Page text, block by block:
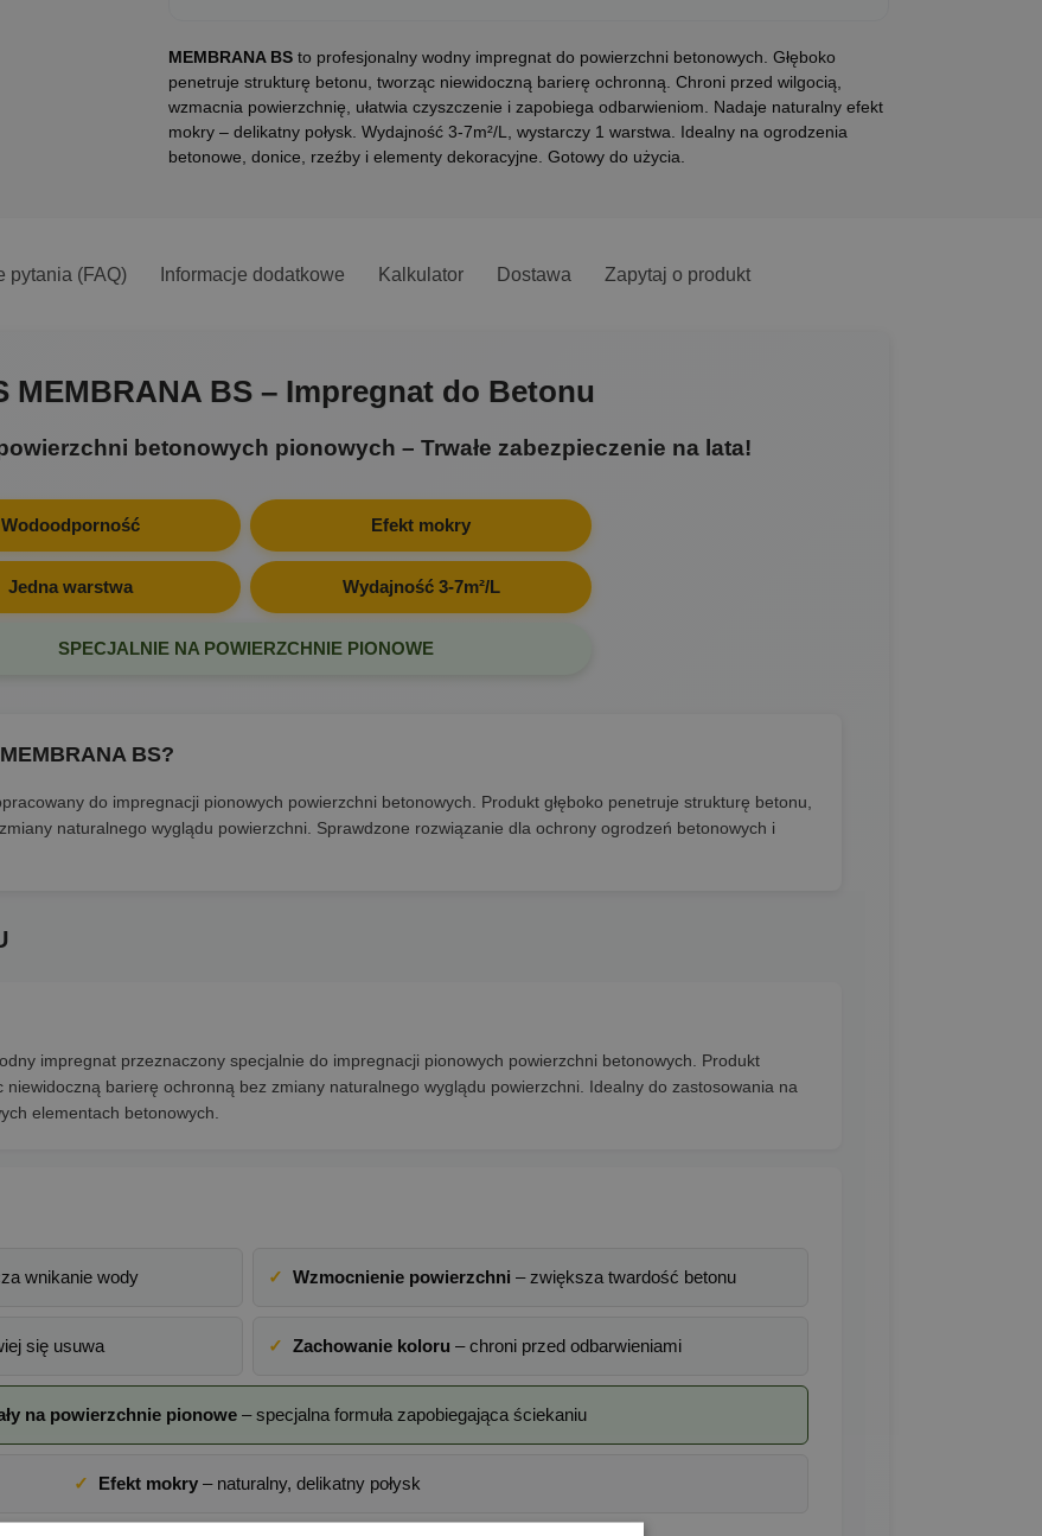
MEMBRANA BSto profesjonalny wodny impregnat do powierzchni betonowych. Głęboko
penetruje strukturę betonu, tworząc niewidoczną barierę ochronną. Chroni przed wilgocią,
wzmacnia powierzchnię, ułatwia czyszczenie i zapobiega odbarwieniom. Nadaje naturalny efekt
mokry – delikatny połysk. Wydajność 3-7m²/L, wystarczy 1 warstwa. Idealny na ogrodzenia
betonowe, donice, rzeźby i elementy dekoracyjne. Gotowy do użycia.
pytania (FAQ) Informacje dodatkowe Kalkulator Dostawa Zapytaj o produkt
MEMBRANA BS – Impregnat do Betonu
betonowych pionowych – Trwałe zabezpieczenie na lata!
Wodoodporność Efekt mokry
Jedna warstwa Wydajność 3-7m²/L
SPECJALNIE NA POWIERZCHNIE PIONOWE
BS?
do impregnacji pionowych powierzchni betonowych. Produkt głęboko penetruje strukturę betonu,
naturalnego wyglądu powierzchni. Sprawdzone rozwiązanie dla ochrony ogrodzeń betonowych i
impregnat przeznaczony specjalnie do impregnacji pionowych powierzchni betonowych. Produkt
barierę ochronną bez zmiany naturalnego wyglądu powierzchni. Idealny do zastosowania na
elementach betonowych.
wnikanie wody ✓ Wzmocnienie powierzchni – zwiększa twardość betonu
się usuwa ✓ Zachowanie koloru – chroni przed odbarwieniami
na powierzchnie pionowe – specjalna formuła zapobiegająca ściekaniu
✓ Efekt mokry – naturalny, delikatny połysk